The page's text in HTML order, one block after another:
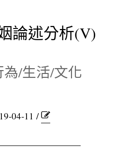
論述分析(V)
/生活/文化
04-11 /